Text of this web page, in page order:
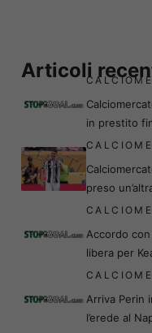
Articoli
in prestito
preso
Accordo con
libera per
Arriva Perin
l’erede al